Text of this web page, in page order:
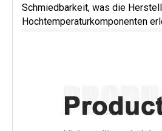
Schmiedbarkeit, was die
Hochtemperaturkomponenten